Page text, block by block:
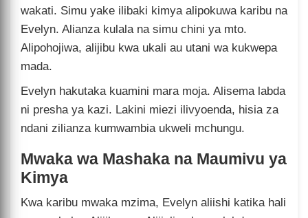
wakati. Simu yake ilibaki kimya alipokuwa karibu na
Evelyn. Alianza kulala na simu chini ya mto.
Alipohojiwa, alijibu kwa ukali au utani wa kukwepa
mada.
Evelyn hakutaka kuamini mara moja. Alisema labda
ni presha ya kazi. Lakini miezi ilivyoenda, hisia za
ndani zilianza kumwambia ukweli mchungu.
Mwaka wa Mashaka na Maumivu ya
Kimya
Kwa karibu mwaka mzima, Evelyn aliishi katika hali